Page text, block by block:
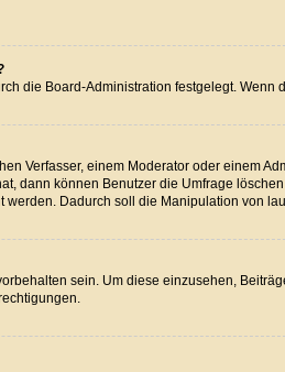
die Board-Administration festgelegt.
Verfasser, einem Moderator oder einem
dann können Benutzer die Umfrage
Dadurch soll die Manipulation von
sein. Um diese einzusehen,